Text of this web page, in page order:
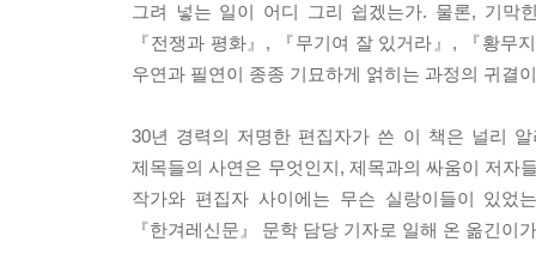
그려 넣는 일이 어디 그리 쉽겠는가. 물론, 기
『전쟁과 평화』, 『무기여 잘 있거라』, 『황무
우연과 필연이 종종 기묘하게 얽히는 과정의 귀결
30년 경력의 저명한 편집자가 쓴 이 책은 널리
제목들의 사연은 무엇인지, 제목과의 싸움이 저자
작가와 편집자 사이에는 무슨 실랑이들이 있었
『한겨레신문』 문학 담당 기자로 일해 온 옮긴이